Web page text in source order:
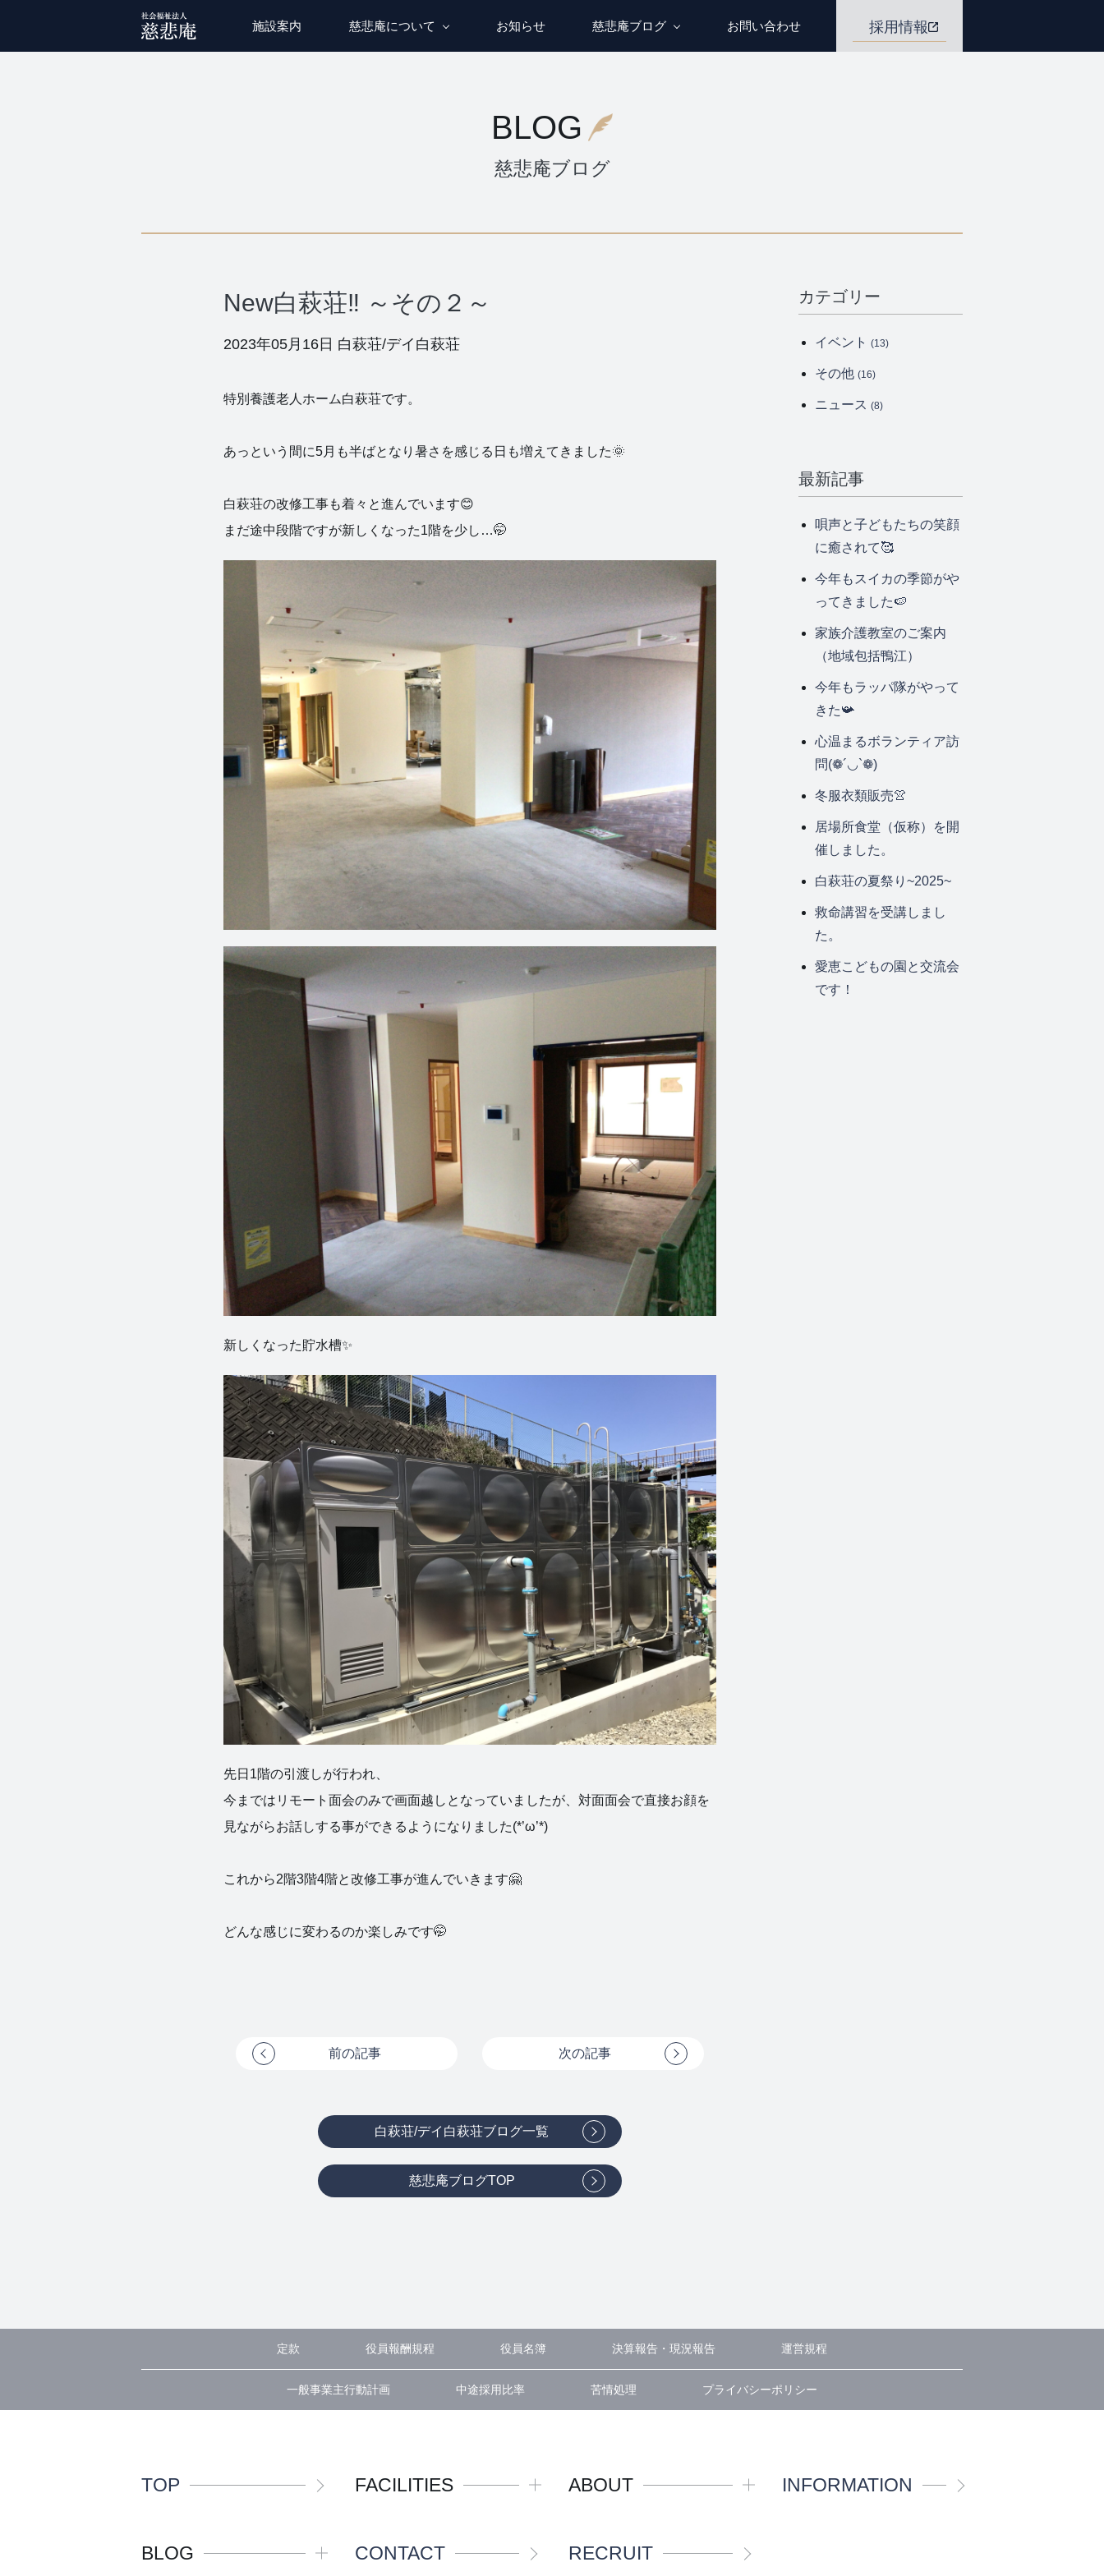
施設案内 慈悲庵について お知らせ 慈悲庵ブログ お問い合わせ 採用情報
BLOG
慈悲庵ブログ
New白萩荘‼ ～その２～
2023年05月16日 白萩荘/デイ白萩荘
特別養護老人ホーム白萩荘です。
あっという間に5月も半ばとなり暑さを感じる日も増えてきました🌞
白萩荘の改修工事も着々と進んでいます😊
まだ途中段階ですが新しくなった1階を少し…🤭
新しくなった貯水槽✨
先日1階の引渡しが行われ、
今まではリモート面会のみで画面越しとなっていましたが、対面面会で直接お顔を
見ながらお話しする事ができるようになりました(*’ω’*)
これから2階3階4階と改修工事が進んでいきます🤗
どんな感じに変わるのか楽しみです🤭
前の記事 次の記事
白萩荘/デイ白萩荘ブログ一覧
慈悲庵ブログTOP
カテゴリー
イベント (13)
その他 (16)
ニュース (8)
最新記事
唄声と子どもたちの笑顔
に癒されて🥰
今年もスイカの季節がや
ってきました🍉
家族介護教室のご案内
（地域包括鴨江）
今年もラッパ隊がやって
きた📯
心温まるボランティア訪
問(❁´◡`❁)
冬服衣類販売👚
居場所食堂（仮称）を開
催しました。
白萩荘の夏祭り~2025~
救命講習を受講しまし
た。
愛恵こどもの園と交流会
です！
定款 役員報酬規程 役員名簿 決算報告・現況報告 運営規程
一般事業主行動計画 中途採用比率 苦情処理 プライバシーポリシー
TOP FACILITIES ABOUT INFORMATION
BLOG CONTACT RECRUIT